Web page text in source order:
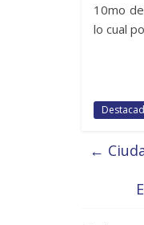
10mo
lo cual
←